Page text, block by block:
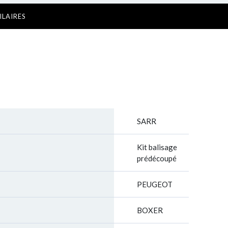
SARR
Kit balisage
prédécoupé
PEUGEOT
BOXER